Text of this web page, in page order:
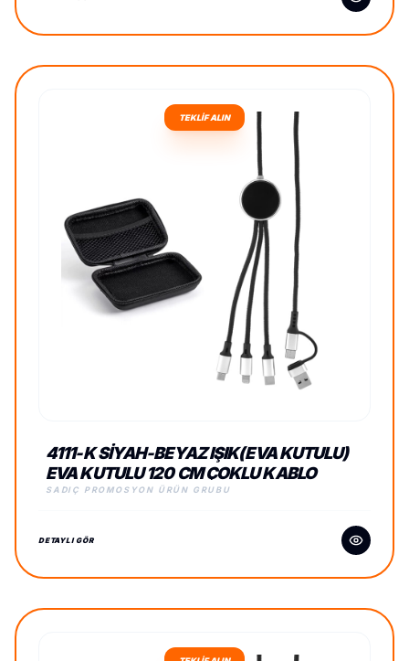
TEKLİF ALIN
4111-K SIYAH-BEYAZ IŞIK(EVA KUTULU)
EVA KUTULU 120 CM ÇOKLU KABLO
SADIÇ PROMOSYON ÜRÜN GRUBU
DETAYLI GÖR